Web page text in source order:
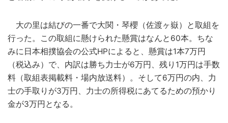
大の里は結びの一番で大関・琴櫻（佐渡ヶ嶽）と取組を
行った。この取組に懸けられた懸賞はなんと60本。ちな
みに日本相撲協会の公式HPによると、懸賞は1本7万円
（税込み）で、内訳は勝ち力士が6万円、残り1万円は手数
料（取組表掲載料・場内放送料）。そして6万円の内、力
士の手取りが3万円、力士の所得税にあてるための預かり
金が3万円となる。